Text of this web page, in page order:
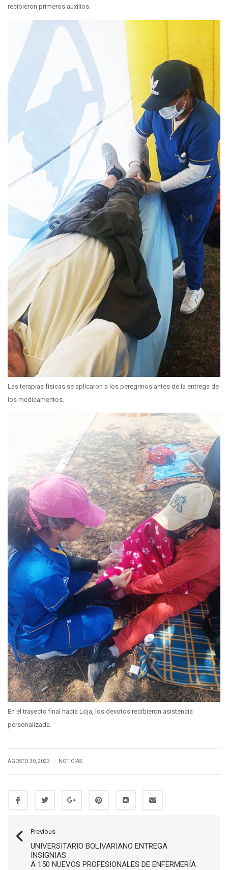
recibieron primeros auxilios.
Las terapias físicas se aplicaron a los peregrinos antes de la entrega de
los medicamentos.
En el trayecto final hacia Loja, los devotos recibieron asistencia
personalizada.
AGOSTO 30, 2023 NOTICIAS
Previous
UNIVERSITARIO BOLIVARIANO ENTREGA
INSIGNIAS
A 150 NUEVOS PROFESIONALES DE ENFERMERÍA